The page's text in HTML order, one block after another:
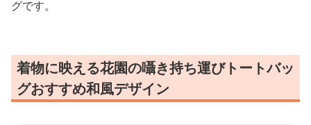
グです。
着物に映える花園の囁き持ち運びトートバッ
グおすすめ和風デザイン